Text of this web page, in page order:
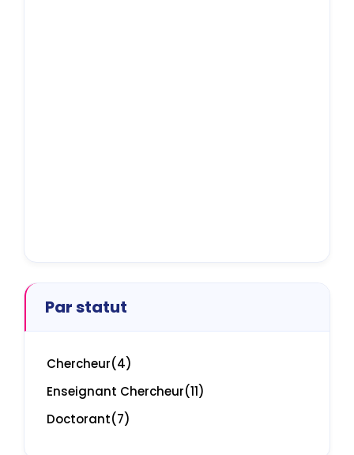
Par statut
Chercheur(4)
Enseignant Chercheur(11)
Doctorant(7)